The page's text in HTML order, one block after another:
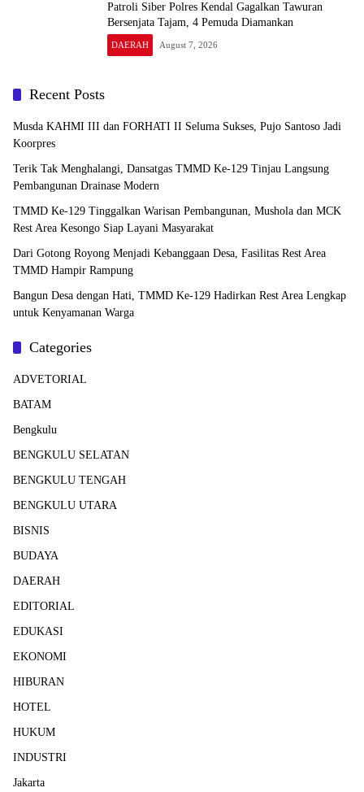
Patroli Siber Polres Kendal Gagalkan Tawuran
Bersenjata Tajam, 4 Pemuda Diamankan
DAERAH August 7, 2026
Recent Posts
Musda KAHMI III dan FORHATI II Seluma Sukses, Pujo Santoso Jadi
Koorpres
Terik Tak Menghalangi, Dansatgas TMMD Ke-129 Tinjau Langsung
Pembangunan Drainase Modern
TMMD Ke-129 Tinggalkan Warisan Pembangunan, Mushola dan MCK
Rest Area Kesongo Siap Layani Masyarakat
Dari Gotong Royong Menjadi Kebanggaan Desa, Fasilitas Rest Area
TMMD Hampir Rampung
Bangun Desa dengan Hati, TMMD Ke-129 Hadirkan Rest Area Lengkap
untuk Kenyamanan Warga
Categories
ADVETORIAL
BATAM
Bengkulu
BENGKULU SELATAN
BENGKULU TENGAH
BENGKULU UTARA
BISNIS
BUDAYA
DAERAH
EDITORIAL
EDUKASI
EKONOMI
HIBURAN
HOTEL
HUKUM
INDUSTRI
Jakarta